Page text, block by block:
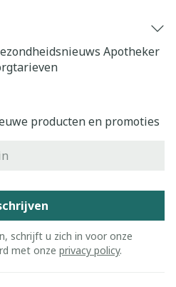
Apotheker
producten en promoties
schrijft u zich in voor onze
met onze privacy policy.